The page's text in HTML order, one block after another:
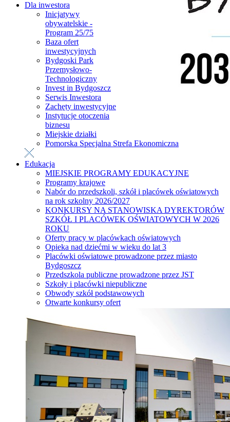
Dla inwestora
Inicjatywy
obywatelskie -
Program 25/75
Baza ofert
inwestycyjnych
Bydgoski Park
Przemysłowo-
Technologiczny
Invest in Bydgoszcz
Serwis Inwestora
Zachęty inwestycyjne
Instytucje otoczenia
biznesu
Miejskie działki
Pomorska Specjalna Strefa Ekonomiczna
Edukacja
MIEJSKIE PROGRAMY EDUKACYJNE
Programy krajowe
Nabór do przedszkoli, szkół i placówek oświatowych
na rok szkolny 2026/2027
KONKURSY NA STANOWISKA DYREKTORÓW
SZKÓŁ I PLACÓWEK OŚWIATOWYCH W 2026
ROKU
Oferty pracy w placówkach oświatowych
Opieka nad dziećmi w wieku do lat 3
Placówki oświatowe prowadzone przez miasto
Bydgoszcz
Przedszkola publiczne prowadzone przez JST
Szkoły i placówki niepubliczne
Obwody szkół podstawowych
Otwarte konkursy ofert